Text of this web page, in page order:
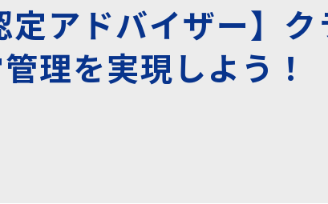
定アドバイザー】
理を実現しよう！